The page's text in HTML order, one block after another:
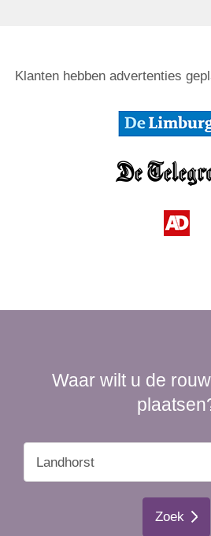
Klanten hebben advertenties
Waar wilt u de
Zoek